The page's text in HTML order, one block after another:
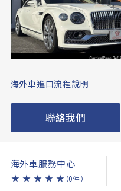
海外車進口流程說明
聯絡我們
海外車服務中心
★ ★ ★ ★ ★ （0件）